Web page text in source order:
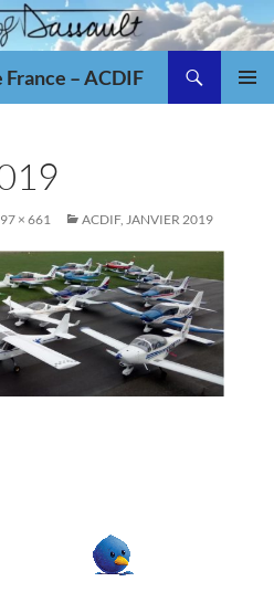
– ACDIF
× 661 ACDIF, JANVIER 2019